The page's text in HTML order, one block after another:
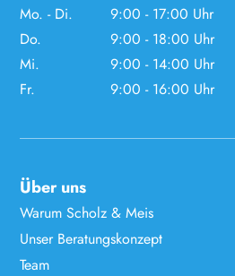
Mo. - Di.
9:00 - 17:00 Uhr
Do.
9:00 - 18:00 Uhr
Mi.
9:00 - 14:00 Uhr
Fr.
9:00 - 16:00 Uhr
Über uns
Warum Scholz & Meis
Unser Beratungskonzept
Team